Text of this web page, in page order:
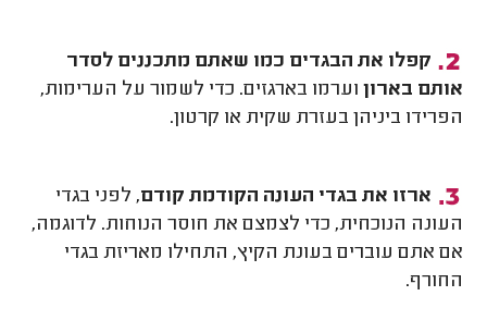
קפלו את הבגדים כמו שאתם מתכננים לסדר
אותם בארון וערמו בארגזים. כדי לשמור על הערימות,
הפרידו ביניהן בעזרת שקית או קרטון.
ארזו את בגדי העונה הקודמת קודם, לפני בגדי
העונה הנוכחית, כדי לצמצם את חוסר הנוחות. לדוגמה,
אם אתם עוברים בעונת הקיץ, התחילו מאריזת בגדי
החורף.